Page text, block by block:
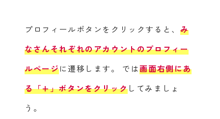
プロフィールボタンをクリックすると、 み
なさんそれぞれのアカウントのプロフィー
ルページに遷移します。 では画面右側にあ
る「+」ボタンをクリックしてみましょ
う。